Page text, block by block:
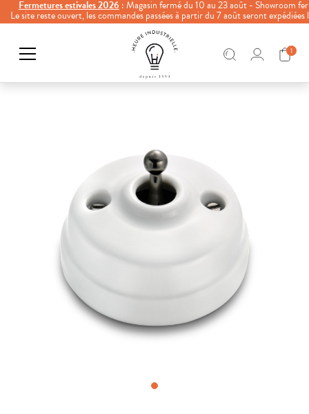
Fermetures estivales 2026 : Magasin fermé du 10 au 23 août - Showroom
Le site reste ouvert, les commandes passées à partir du 7 août seront
1